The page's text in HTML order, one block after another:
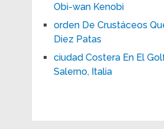
Obi-wan Kenobi
orden De Crustáceos
Diez Patas
ciudad Costera En El
Salerno, Italia